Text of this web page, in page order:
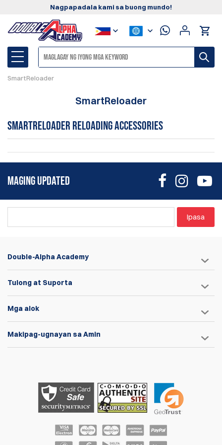
Nagpapadala kami sa buong mundo!
SmartReloader
SmartReloader
SmartReloader Reloading Accessories
MAGING UPDATED
Ipasa
Double-Alpha Academy
Tulong at Suporta
Mga alok
Makipag-ugnayan sa Amin